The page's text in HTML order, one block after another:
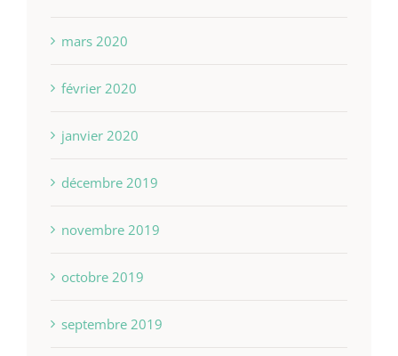
mars 2020
février 2020
janvier 2020
décembre 2019
novembre 2019
octobre 2019
septembre 2019